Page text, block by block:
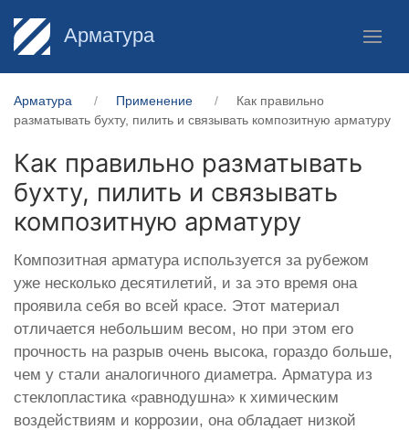
Арматура
Арматура Применение
Как правильно
разматывать бухту, пилить и связывать композитную арматуру
Как правильно разматывать
бухту, пилить и связывать
композитную арматуру
Композитная арматура используется за рубежом
уже несколько десятилетий, и за это время она
проявила себя во всей красе. Этот материал
отличается небольшим весом, но при этом его
прочность на разрыв очень высока, гораздо больше,
чем у стали аналогичного диаметра. Арматура из
стеклопластика «равнодушна» к химическим
воздействиям и коррозии, она обладает низкой